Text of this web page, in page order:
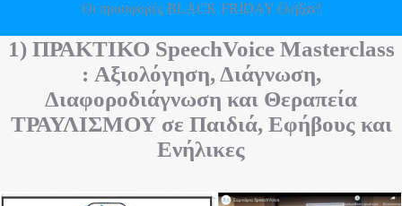
Οι προσφορές BLACK FRIDAY έληξαν!
1) ΠΡΑΚΤΙΚΟ SpeechVoice Masterclass
: Αξιολόγηση, Διάγνωση,
Διαφοροδιάγνωση και Θεραπεία
ΤΡΑΥΛΙΣΜΟΥ σε Παιδιά, Εφήβους και
Ενήλικες